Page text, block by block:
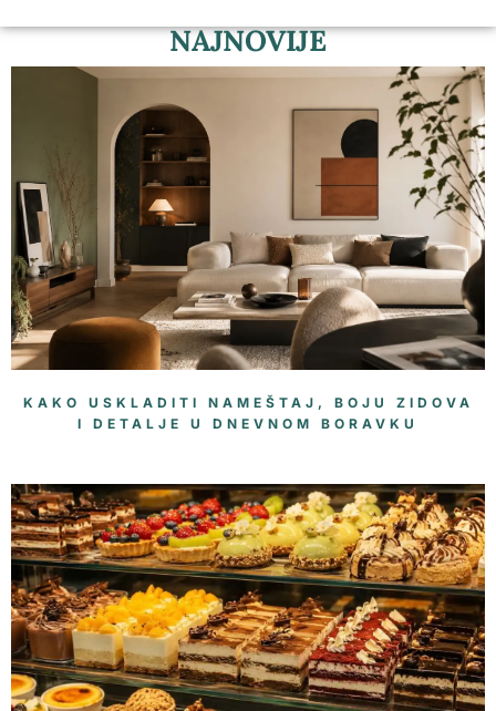
NAJNOVIJE
KAKO USKLADITI NAMEŠTAJ, BOJU ZIDOVA
I DETALJE U DNEVNOM BORAVKU